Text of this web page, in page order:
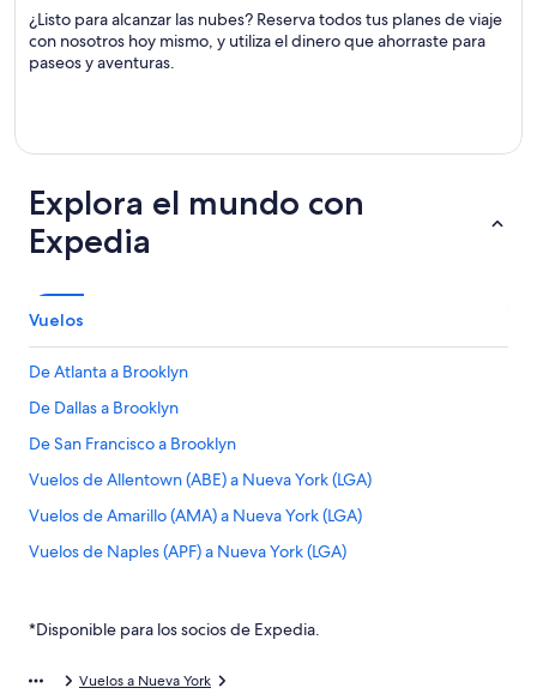
¿Listo para alcanzar las nubes? Reserva todos tus planes de viaje
con nosotros hoy mismo, y utiliza el dinero que ahorraste para
paseos y aventuras.
Explora el mundo con
Expedia
Vuelos
De Atlanta a Brooklyn
De Dallas a Brooklyn
De San Francisco a Brooklyn
Vuelos de Allentown (ABE) a Nueva York (LGA)
Vuelos de Amarillo (AMA) a Nueva York (LGA)
Vuelos de Naples (APF) a Nueva York (LGA)
Vuelos de Birmingham (BHM) a Nueva York (LGA)
(BOG) a Nueva York (LGA)
*Disponible para los socios de Expedia.
Vuelos a Nueva York